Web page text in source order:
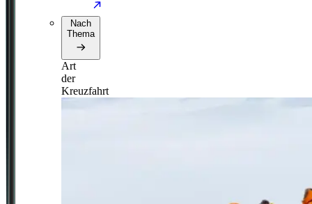
Nach
Thema
Art
der
Kreuzfahrt